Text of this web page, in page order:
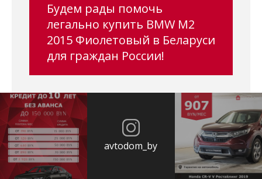
Будем рады помочь
легально купить BMW M2
2015 Фиолетовый в Беларуси
для граждан России!
avtodom_by